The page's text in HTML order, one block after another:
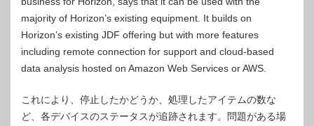
majority of Horizon’s existing equipment. It builds on
Horizon’s existing JDF offering but with more features
including remote connection for support and cloud-based
data analysis hosted on Amazon Web Services or AWS.
これにより、停止したかどうか、処理したアイテムの数な
ど、各デバイスのステータスが追跡されます。問題がある場